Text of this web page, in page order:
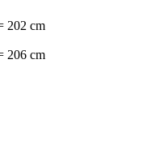
202 cm
206 cm